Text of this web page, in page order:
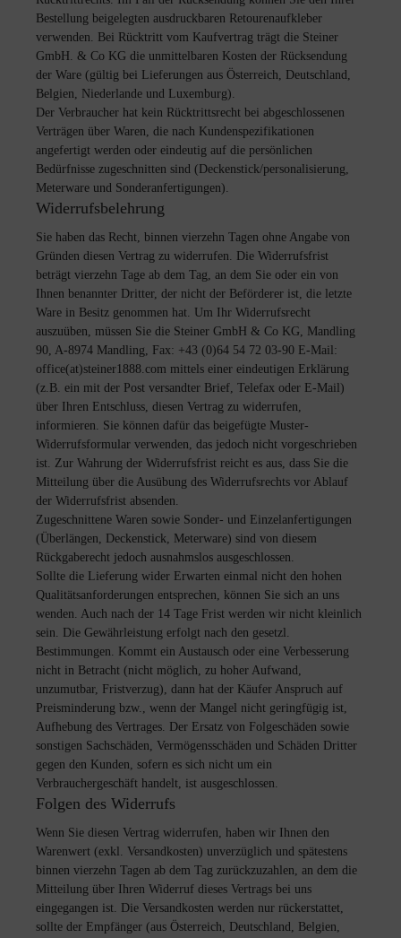
Bestellung beigelegten ausdruckbaren Retourenaufkleber
verwenden. Bei Rücktritt vom Kaufvertrag trägt die Steiner
GmbH. & Co KG die unmittelbaren Kosten der Rücksendung
der Ware (gültig bei Lieferungen aus Österreich, Deutschland,
Belgien, Niederlande und Luxemburg).
Der Verbraucher hat kein Rücktrittsrecht bei abgeschlossenen
Verträgen über Waren, die nach Kundenspezifikationen
angefertigt werden oder eindeutig auf die persönlichen
Bedürfnisse zugeschnitten sind (Deckenstick/personalisierung,
Meterware und Sonderanfertigungen).
Widerrufsbelehrung
Sie haben das Recht, binnen vierzehn Tagen ohne Angabe von
Gründen diesen Vertrag zu widerrufen. Die Widerrufsfrist
beträgt vierzehn Tage ab dem Tag, an dem Sie oder ein von
Ihnen benannter Dritter, der nicht der Beförderer ist, die letzte
Ware in Besitz genommen hat. Um Ihr Widerrufsrecht
auszuüben, müssen Sie die Steiner GmbH & Co KG, Mandling
90, A-8974 Mandling, Fax: +43 (0)64 54 72 03-90 E-Mail:
office(at)steiner1888.com mittels einer eindeutigen Erklärung
(z.B. ein mit der Post versandter Brief, Telefax oder E-Mail)
über Ihren Entschluss, diesen Vertrag zu widerrufen,
informieren. Sie können dafür das beigefügte Muster-
Widerrufsformular verwenden, das jedoch nicht vorgeschrieben
ist. Zur Wahrung der Widerrufsfrist reicht es aus, dass Sie die
Mitteilung über die Ausübung des Widerrufsrechts vor Ablauf
der Widerrufsfrist absenden.
Zugeschnittene Waren sowie Sonder- und Einzelanfertigungen
(Überlängen, Deckenstick, Meterware) sind von diesem
Rückgaberecht jedoch ausnahmslos ausgeschlossen.
Sollte die Lieferung wider Erwarten einmal nicht den hohen
Qualitätsanforderungen entsprechen, können Sie sich an uns
wenden. Auch nach der 14 Tage Frist werden wir nicht kleinlich
sein. Die Gewährleistung erfolgt nach den gesetzl.
Bestimmungen. Kommt ein Austausch oder eine Verbesserung
nicht in Betracht (nicht möglich, zu hoher Aufwand,
unzumutbar, Fristverzug), dann hat der Käufer Anspruch auf
Preisminderung bzw., wenn der Mangel nicht geringfügig ist,
Aufhebung des Vertrages. Der Ersatz von Folgeschäden sowie
sonstigen Sachschäden, Vermögensschäden und Schäden Dritter
gegen den Kunden, sofern es sich nicht um ein
Verbrauchergeschäft handelt, ist ausgeschlossen.
Folgen des Widerrufs
Wenn Sie diesen Vertrag widerrufen, haben wir Ihnen den
Warenwert (exkl. Versandkosten) unverzüglich und spätestens
binnen vierzehn Tagen ab dem Tag zurückzuzahlen, an dem die
Mitteilung über Ihren Widerruf dieses Vertrags bei uns
eingegangen ist. Die Versandkosten werden nur rückerstattet,
sollte der Empfänger (aus Österreich, Deutschland, Belgien,